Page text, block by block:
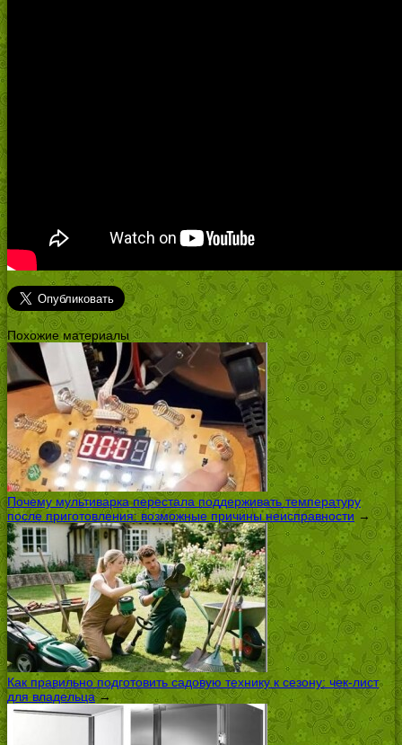
Похожие материалы
Почему мультиварка перестала поддерживать температуру
после приготовления: возможные причины неисправности →
Как правильно подготовить садовую технику к сезону: чек-лист
для владельца→